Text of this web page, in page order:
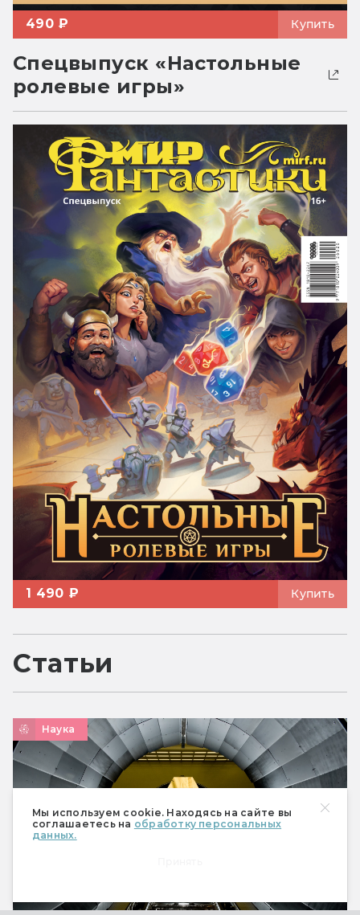
Мы используем cookie. Находясь на сайте вы
соглашаетесь на обработку персональных
данных.
490 ₽ Купить
Спецвыпуск «Настольные
ролевые игры»
1 490 ₽ Купить
Статьи
Наука